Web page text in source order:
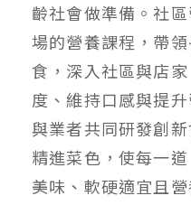
齡社會做準備。社
場的營養課程，帶
食，深入社區與店
度、維持口感與提
與業者共同研發創
精進菜色，使每一
美味、軟硬適宜且營